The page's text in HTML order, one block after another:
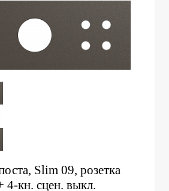
Slim 09, розетка
4-кн. сцен. выкл.